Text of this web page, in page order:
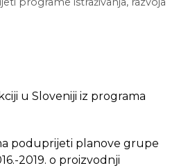
u Sloveniji iz programa
poduprijeti planove grupe
2019. o proizvodnji